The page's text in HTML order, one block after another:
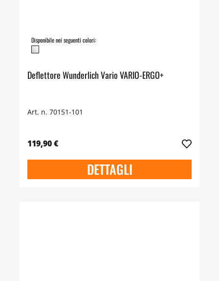
Disponibile nei seguenti colori:
Deflettore Wunderlich Vario VARIO-ERGO+
Art. n. 70151-101
119,90 €
DETTAGLI